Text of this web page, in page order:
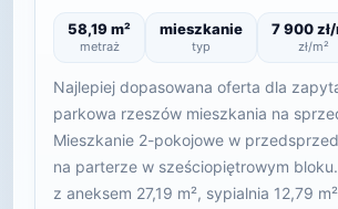
58,19 m²
metraż
mieszkanie
typ
7 900 zł/
zł/m²
Najlepiej dopasowana oferta dla
parkowa rzeszów mieszkania na
Mieszkanie 2-pokojowe w
na parterze w sześciopiętrowym bloku.
z aneksem 27,19 m², sypialnia 12,79